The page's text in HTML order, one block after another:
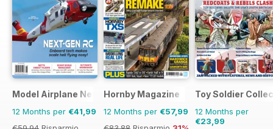
Model Airplane News
12 Months per €41,99
Hornby Magazine
12 Months per €57,99
Toy Soldier
12 Months per
€23,99